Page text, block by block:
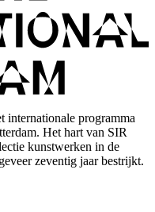
internationale programma
Het hart van SIR
kunstwerken in de
zeventig jaar bestrijkt.